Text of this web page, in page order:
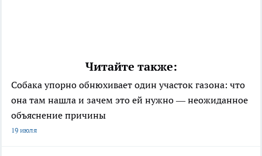
Читайте также:
Собака упорно обнюхивает один участок газона: что
она там нашла и зачем это ей нужно — неожиданное
объяснение причины
19 июля